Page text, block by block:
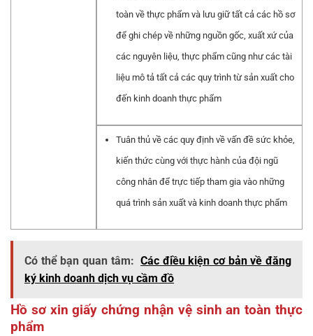
toàn về thực phẩm và lưu giữ tất cả các hồ sơ
để ghi chép về những nguồn gốc, xuất xứ của
các nguyên liệu, thực phẩm cũng như các tài
liệu mô tả tất cả các quy trình từ sản xuất cho
đến kinh doanh thực phẩm
Tuân thủ về các quy định về vấn đề sức khỏe,
kiến thức cùng với thực hành của đội ngũ
công nhân để trực tiếp tham gia vào những
quá trình sản xuất và kinh doanh thực phẩm
Có thể bạn quan tâm: Các điều kiện cơ bản về đăng
ký kinh doanh dịch vụ cầm đồ
Hồ sơ xin giấy chứng nhận vệ sinh an toàn thực
phẩm